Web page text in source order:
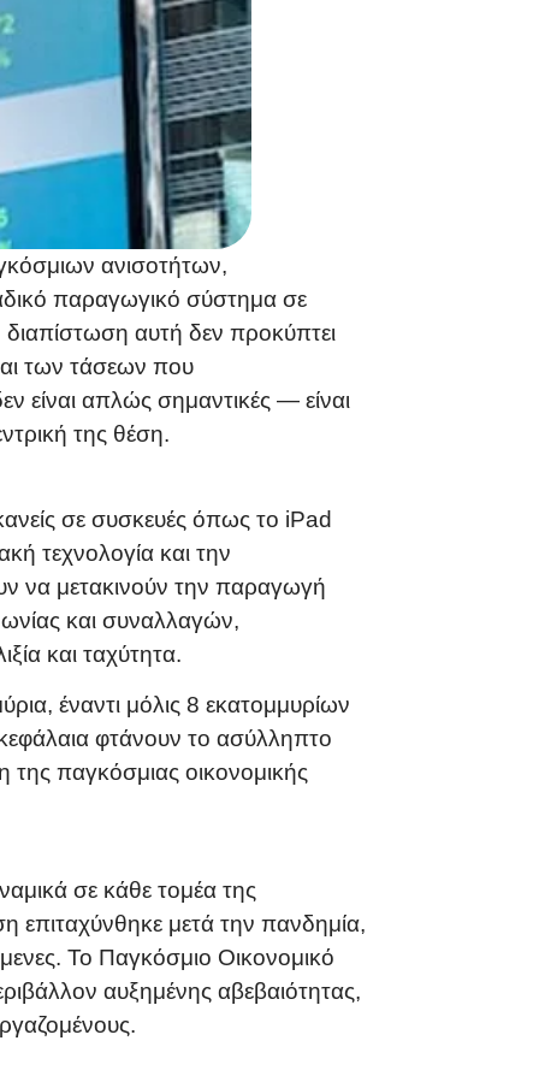
ανισοτήτων,
παραγωγικό σύστημα σε
αυτή δεν προκύπτει
των τάσεων που
είναι απλώς σημαντικές — είναι
της θέση.
σε συσκευές όπως το iPad
τεχνολογία και την
να μετακινούν την παραγωγή
και συναλλαγών,
και ταχύτητα.
έναντι μόλις 8 εκατομμυρίων
φτάνουν το ασύλληπτο
παγκόσμιας οικονομικής
σε κάθε τομέα της
επιταχύνθηκε μετά την πανδημία,
Το Παγκόσμιο Οικονομικό
αυξημένης αβεβαιότητας,